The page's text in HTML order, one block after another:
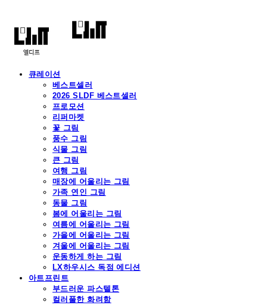
큐레이션
베스트셀러
2026 SLDF 베스트셀러
프로모션
리퍼마켓
꽃 그림
풍수 그림
식물 그림
큰 그림
여행 그림
매장에 어울리는 그림
가족 연인 그림
동물 그림
봄에 어울리는 그림
여름에 어울리는 그림
가을에 어울리는 그림
겨울에 어울리는 그림
운동하게 하는 그림
LX하우시스 독점 에디션
아트프린트
부드러운 파스텔톤
컬러풀한 화려함